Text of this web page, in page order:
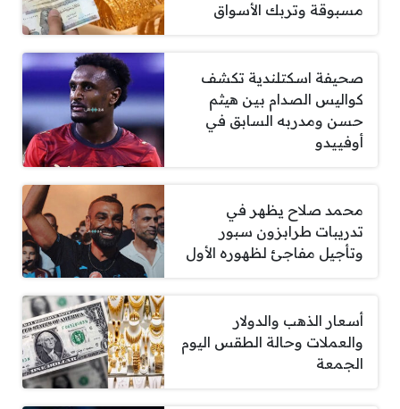
مسبوقة وتربك الأسواق
صحيفة اسكتلندية تكشف
كواليس الصدام بين هيثم
حسن ومدربه السابق في
أوفييدو
محمد صلاح يظهر في
تدريبات طرابزون سبور
وتأجيل مفاجئ لظهوره الأول
أسعار الذهب والدولار
والعملات وحالة الطقس اليوم
الجمعة